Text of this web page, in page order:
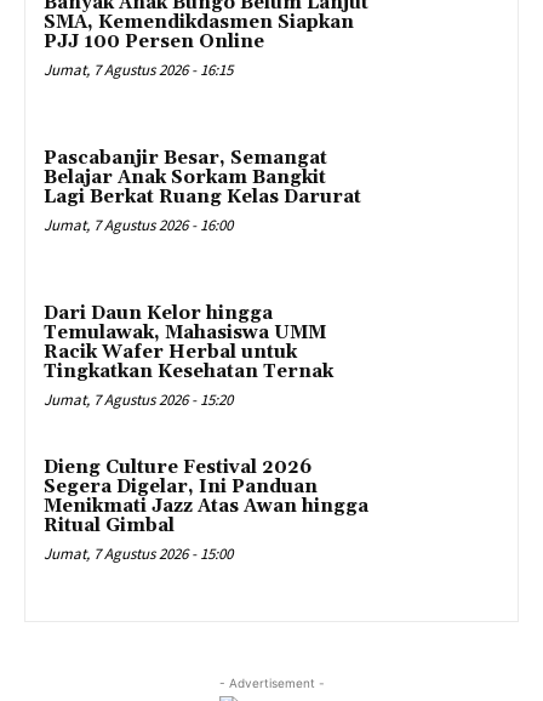
SMA, Kemendikdasmen Siapkan
PJJ 100 Persen Online
Jumat, 7 Agustus 2026 - 16:15
Pascabanjir Besar, Semangat
Belajar Anak Sorkam Bangkit
Lagi Berkat Ruang Kelas Darurat
Jumat, 7 Agustus 2026 - 16:00
Dari Daun Kelor hingga
Temulawak, Mahasiswa UMM
Racik Wafer Herbal untuk
Tingkatkan Kesehatan Ternak
Jumat, 7 Agustus 2026 - 15:20
Dieng Culture Festival 2026
Segera Digelar, Ini Panduan
Menikmati Jazz Atas Awan hingga
Ritual Gimbal
Jumat, 7 Agustus 2026 - 15:00
- Advertisement -